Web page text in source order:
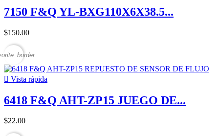
7150 F&Q YL-BXG110X6X38.5...
$150.00
 Vista rápida
6418 F&Q AHT-ZP15 JUEGO DE...
$22.00